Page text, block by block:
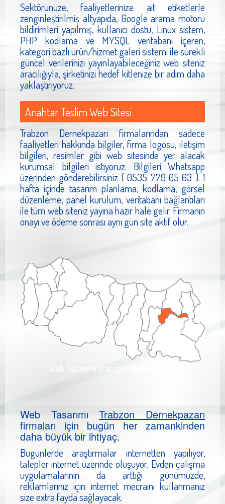
Sektörünüze, faaliyetlerinize ait etiketlerle
zenginleştirilmiş altyapıda, Google arama motoru
bildirimleri yapılmış, kullanıcı dostu, Linux sistem,
PHP kodlama ve MYSQL veritabanı içeren,
kategori bazlı ürün/hizmet galeri sistemi ile sürekli
güncel verilerinizi yayınlayabileceğiniz web siteniz
aracılığıyla, şirketinizi hedef kitlenize bir adım daha
yaklaştırıyoruz.
Anahtar Teslim Web Sitesi
Trabzon Dernekpazarı firmalarından sadece
faaliyetleri hakkında bilgiler, firma logosu, iletişim
bilgileri, resimler gibi web sitesinde yer alacak
kurumsal bilgileri istiyoruz. Bilgileri Whatsapp
üzerinden gönderebilirsiniz ( 0535 779 05 63 ). 1
hafta içinde tasarım planlama, kodlama, görsel
düzenleme, panel kurulum, veritabanı bağlantıları
ile tüm web siteniz yayına hazır hale gelir. Firmanın
onayı ve ödeme sonrası aynı gün site aktif olur.
Web Tasarımı Trabzon Dernekpazarı
Web TasarımıTrabzon Dernekpazarı
firmaları için bugün her zamankinden
daha büyük bir ihtiyaç.
Bugünlerde araştırmalar internetten yapılıyor,
talepler internet üzerinde oluşuyor. Evden çalışma
uygulamalarının da arttığı günümüzde,
reklamlarınız için internet mecraını kullanmanız
size extra fayda sağlayacak.